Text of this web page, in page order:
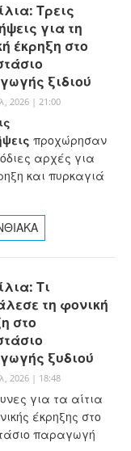
Τρεις
για τη
έκρηξη στο
ξιδιού
2026 | 21:00
προχώρησαν
αρχές για
και πυρκαγιά
Τι
τη φονική
στο
ξυδιού
2026 | 18:48
για τα αίτια
έκρηξης στο
παραγωγή